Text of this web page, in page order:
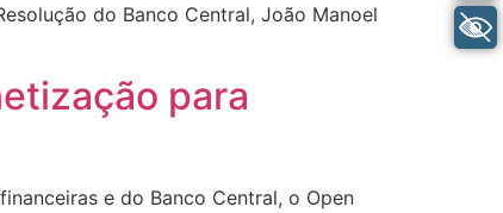
do Banco Central, João Manoel
para
e do Banco Central, o Open
+ Acessibilidade